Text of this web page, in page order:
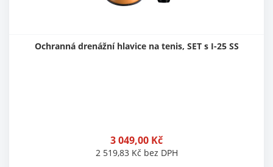
Ochranná drenážní hlavice na tenis, SET s I-25 SS
3 049,00 Kč
2 519,83 Kč bez DPH